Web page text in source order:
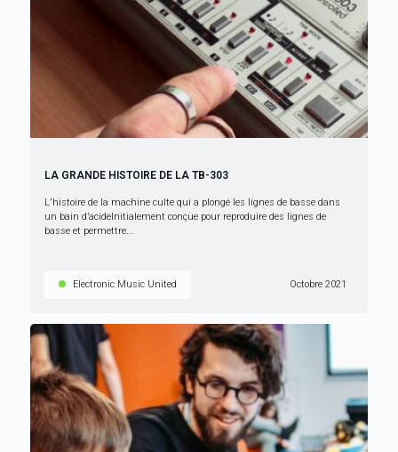
LA GRANDE HISTOIRE DE LA TB-303
L'histoire de la machine culte qui a plongé les lignes de basse dans
un bain d’acideInitialement conçue pour reproduire des lignes de
basse et permettre...
Electronic Music United Octobre 2021